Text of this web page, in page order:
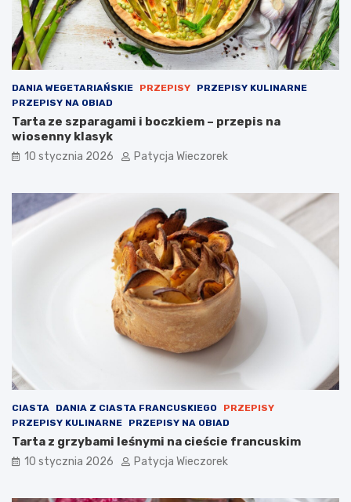
DANIA WEGETARIAŃSKIE PRZEPISY
PRZEPISY KULINARNE
PRZEPISY NA OBIAD
Tarta ze szparagami i boczkiem – przepis na
wiosenny klasyk
10 stycznia 2026 Patycja Wieczorek
CIASTA DANIA Z CIASTA FRANCUSKIEGO
PRZEPISY
PRZEPISY KULINARNE
PRZEPISY NA OBIAD
Tarta z grzybami leśnymi na cieście francuskim
10 stycznia 2026 Patycja Wieczorek